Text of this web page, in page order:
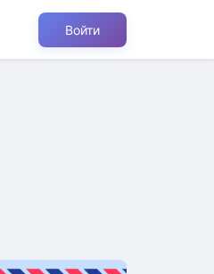
Войти